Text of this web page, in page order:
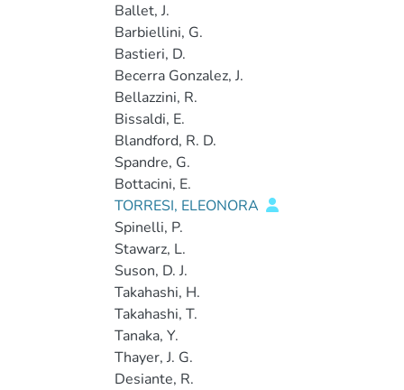
Ballet, J.
Barbiellini, G.
Bastieri, D.
Becerra Gonzalez, J.
Bellazzini, R.
Bissaldi, E.
Blandford, R. D.
Spandre, G.
Bottacini, E.
TORRESI, ELEONORA
Spinelli, P.
Stawarz, L.
Suson, D. J.
Takahashi, H.
Takahashi, T.
Tanaka, Y.
Thayer, J. G.
Desiante, R.